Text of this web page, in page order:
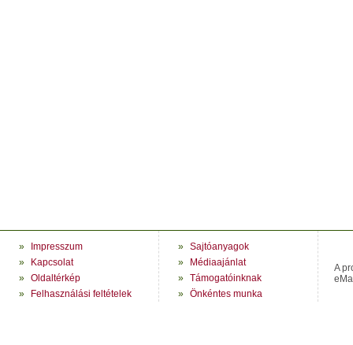
»
Impresszum
»
Kapcsolat
» Oldaltérkép
»
Felhasználási feltételek
» Sajtóanyagok
»
Médiaajánlat
» Támogatóinknak
» Önkéntes munka
A